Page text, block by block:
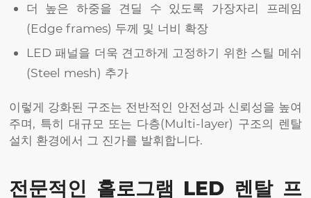
더 높은 하중을 견딜 수 있도록 가장자리 프레임
(Edge frames) 두께 및 너비 확장
LED 패널을 더욱 견고하게 고정하기 위한 스틸 메쉬
(Steel mesh) 추가
이렇게 강화된 구조는 전반적인 안전성과 신뢰성을 높여
주며, 특히 대규모 또는 다층(Multi-layer) 구조의 렌탈
설치 환경에서 그 진가를 발휘합니다.
전문적인 홀로그램 LED 렌탈 프